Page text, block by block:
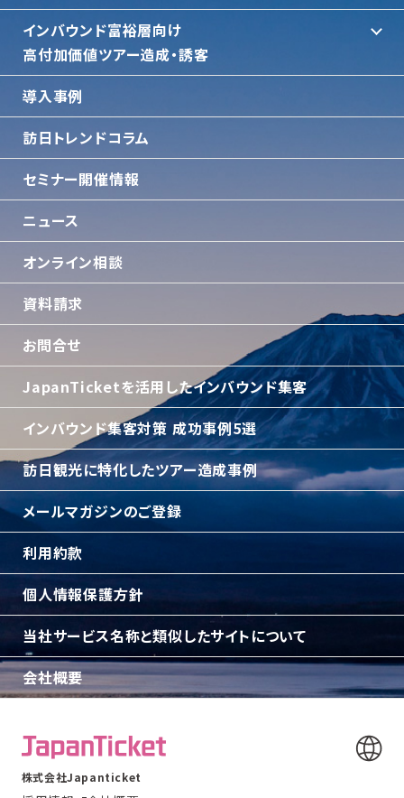
インバウンド富裕層向け
⾼付加価値ツアー造成・誘客
導入事例
訪日トレンドコラム
セミナー開催情報
ニュース
オンライン相談
資料請求
お問合せ
JapanTicketを活用したインバウンド集客
インバウンド集客対策 成功事例5選
訪日観光に特化したツアー造成事例
メールマガジンのご登録
利用約款
個人情報保護方針
当社サービス名称と類似したサイトについて
会社概要
株式会社Japanticket